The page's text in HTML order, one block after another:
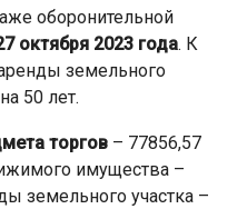
оборонительной
октября 2023 года. К
земельного
50 лет.
торгов – 77856,57
имущества –
земельного участка –